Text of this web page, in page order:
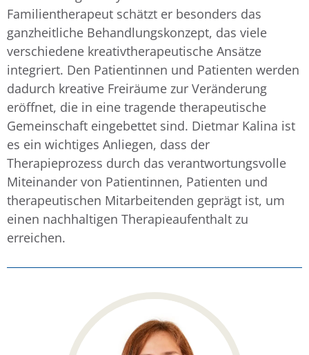
Familientherapeut schätzt er besonders das
ganzheitliche Behandlungskonzept, das viele
verschiedene kreativtherapeutische Ansätze
integriert. Den Patientinnen und Patienten werden
dadurch kreative Freiräume zur Veränderung
eröffnet, die in eine tragende therapeutische
Gemeinschaft eingebettet sind. Dietmar Kalina ist
es ein wichtiges Anliegen, dass der
Therapieprozess durch das verantwortungsvolle
Miteinander von Patientinnen, Patienten und
therapeutischen Mitarbeitenden geprägt ist, um
einen nachhaltigen Therapieaufenthalt zu
erreichen.